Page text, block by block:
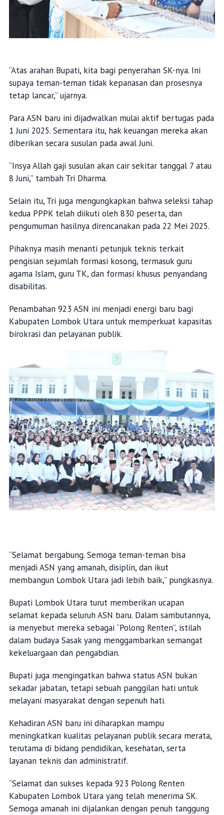
“Atas arahan Bupati, kita bagi penyerahan SK-nya. Ini
supaya teman-teman tidak kepanasan dan prosesnya
tetap lancar,” ujarnya.
Para ASN baru ini dijadwalkan mulai aktif bertugas pada
1 Juni 2025. Sementara itu, hak keuangan mereka akan
diberikan secara susulan pada awal Juni.
“Insya Allah gaji susulan akan cair sekitar tanggal 7 atau
8 Juni,” tambah Tri Dharma.
Selain itu, Tri juga mengungkapkan bahwa seleksi tahap
kedua PPPK telah diikuti oleh 830 peserta, dan
pengumuman hasilnya direncanakan pada 22 Mei 2025.
Pihaknya masih menanti petunjuk teknis terkait
pengisian sejumlah formasi kosong, termasuk guru
agama Islam, guru TK, dan formasi khusus penyandang
disabilitas.
Penambahan 923 ASN ini menjadi energi baru bagi
Kabupaten Lombok Utara untuk memperkuat kapasitas
birokrasi dan pelayanan publik.
“Selamat bergabung. Semoga teman-teman bisa
menjadi ASN yang amanah, disiplin, dan ikut
membangun Lombok Utara jadi lebih baik,” pungkasnya.
Bupati Lombok Utara turut memberikan ucapan
selamat kepada seluruh ASN baru. Dalam sambutannya,
ia menyebut mereka sebagai “Polong Renten”, istilah
dalam budaya Sasak yang menggambarkan semangat
kekeluargaan dan pengabdian.
Bupati juga mengingatkan bahwa status ASN bukan
sekadar jabatan, tetapi sebuah panggilan hati untuk
melayani masyarakat dengan sepenuh hati.
Kehadiran ASN baru ini diharapkan mampu
meningkatkan kualitas pelayanan publik secara merata,
terutama di bidang pendidikan, kesehatan, serta
layanan teknis dan administratif.
“Selamat dan sukses kepada 923 Polong Renten
Kabupaten Lombok Utara yang telah menerima SK.
Semoga amanah ini dijalankan dengan penuh tanggung